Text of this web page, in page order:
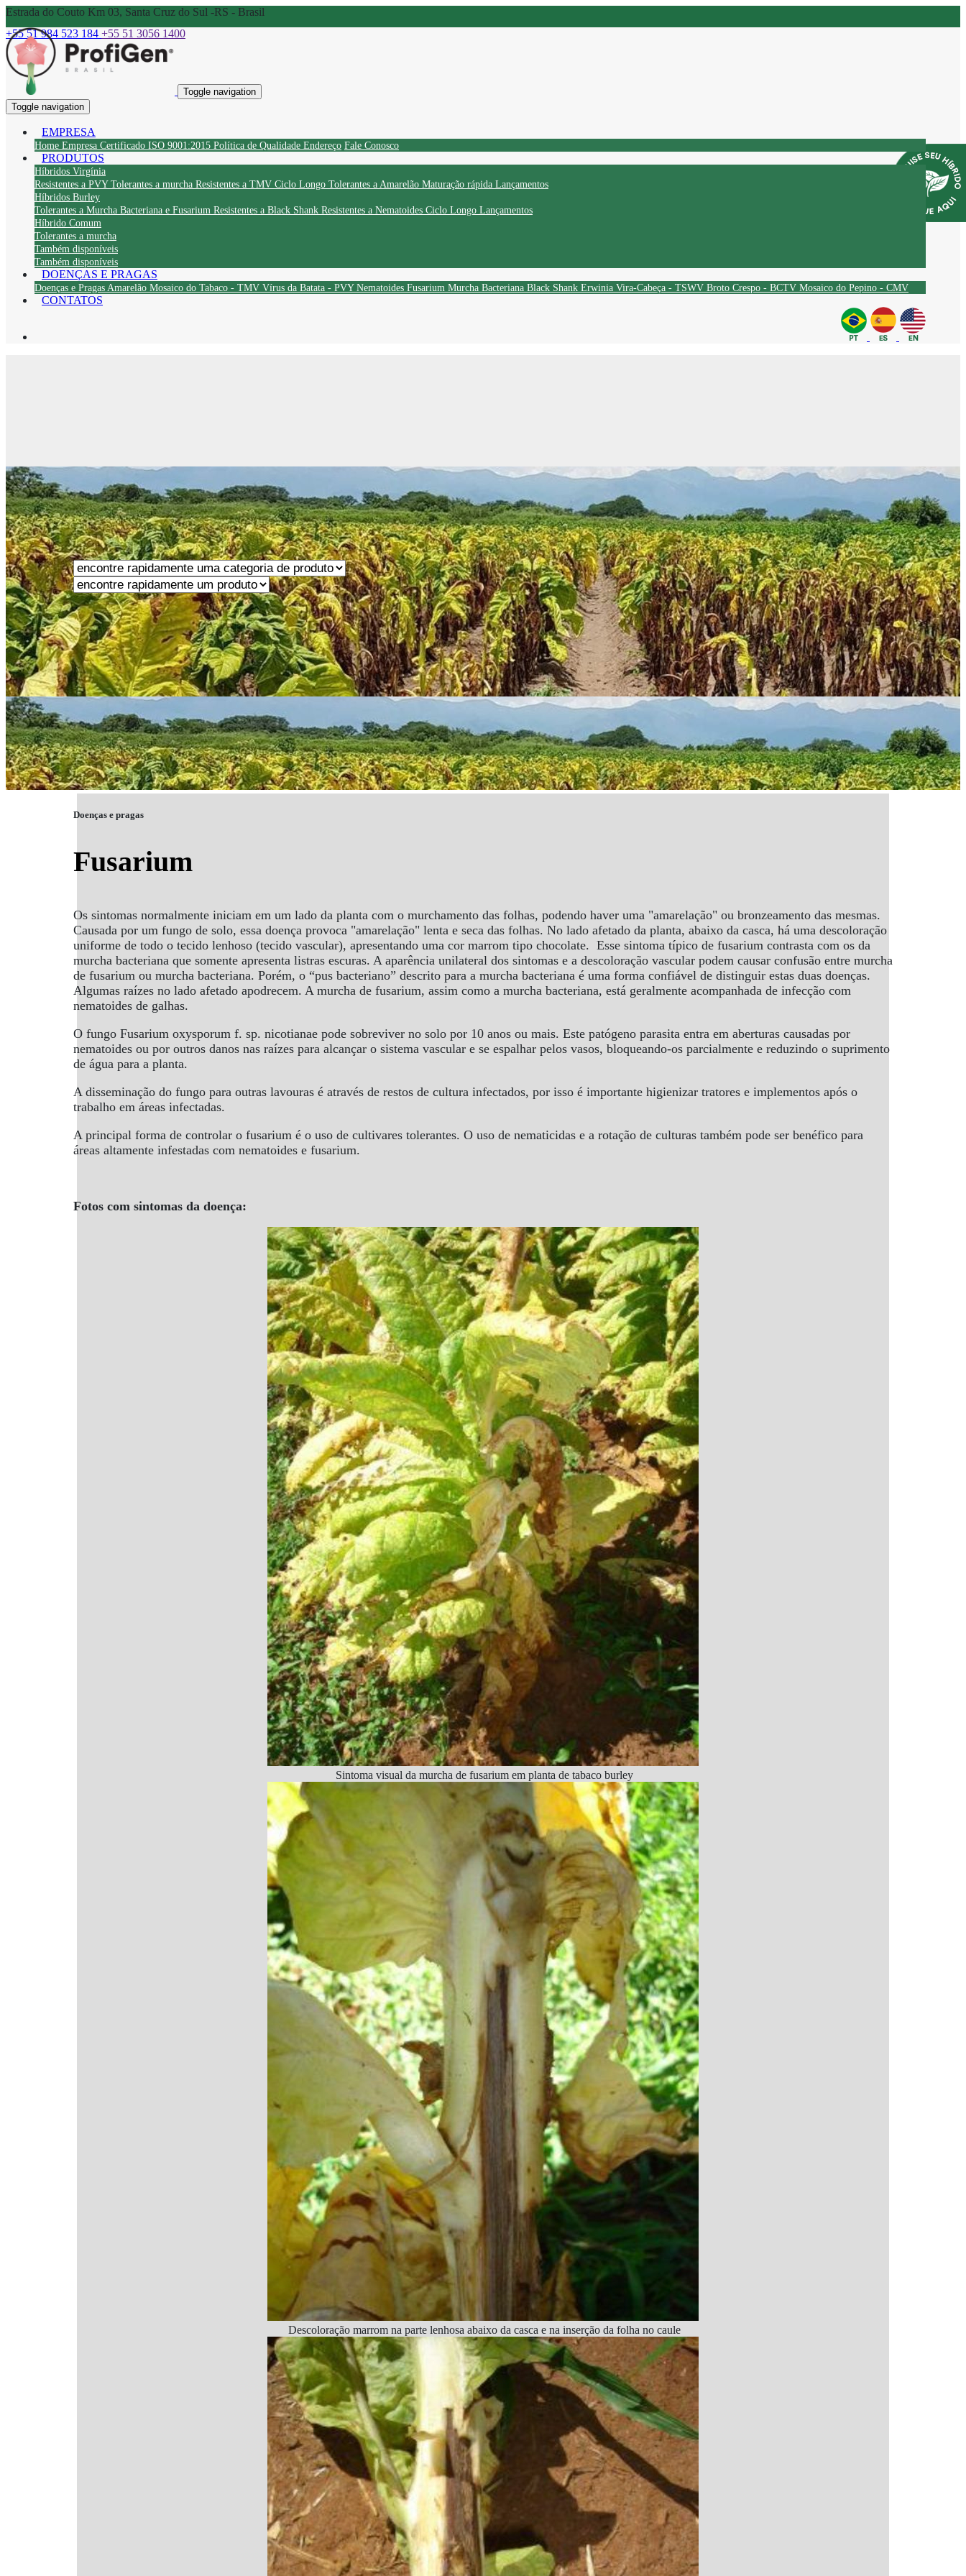
Estrada do Couto Km 03, Santa Cruz do Sul -RS - Brasil
+55 51 984 523 184 +55 51 3056 1400
Toggle navigation
Toggle navigation
EMPRESA
Home Empresa Certificado ISO 9001:2015 Política de Qualidade Endereço Fale Conosco
PRODUTOS
Híbridos Virgínia
Resistentes a PVY Tolerantes a murcha Resistentes a TMV Ciclo Longo Tolerantes a Amarelão Maturação rápida Lançamentos
Híbridos Burley
Tolerantes a Murcha Bacteriana e Fusarium Resistentes a Black Shank Resistentes a Nematoides Ciclo Longo Lançamentos
Híbrido Comum
Tolerantes a murcha
Também disponíveis
Também disponíveis
DOENÇAS E PRAGAS
Doenças e Pragas Amarelão Mosaico do Tabaco - TMV Vírus da Batata - PVY Nematoides Fusarium Murcha Bacteriana Black Shank Erwinia Vira-Cabeça - TSWV Broto Crespo - BCTV Mosaico do Pepino - CMV
CONTATOS
Doenças e pragas
Fusarium
Os sintomas normalmente iniciam em um lado da planta com o murchamento das folhas, podendo haver uma "amarelação" ou bronzeamento das mesmas.
Causada por um fungo de solo, essa doença provoca "amarelação" lenta e seca das folhas. No lado afetado da planta, abaixo da casca, há uma descoloração
uniforme de todo o tecido lenhoso (tecido vascular), apresentando uma cor marrom tipo chocolate. Esse sintoma típico de fusarium contrasta com os da
murcha bacteriana que somente apresenta listras escuras. A aparência unilateral dos sintomas e a descoloração vascular podem causar confusão entre murcha
de fusarium ou murcha bacteriana. Porém, o “pus bacteriano” descrito para a murcha bacteriana é uma forma confiável de distinguir estas duas doenças.
Algumas raízes no lado afetado apodrecem. A murcha de fusarium, assim como a murcha bacteriana, está geralmente acompanhada de infecção com
nematoides de galhas.
O fungo Fusarium oxysporum f. sp. nicotianae pode sobreviver no solo por 10 anos ou mais. Este patógeno parasita entra em aberturas causadas por
nematoides ou por outros danos nas raízes para alcançar o sistema vascular e se espalhar pelos vasos, bloqueando-os parcialmente e reduzindo o suprimento
de água para a planta.
A disseminação do fungo para outras lavouras é através de restos de cultura infectados, por isso é importante higienizar tratores e implementos após o
trabalho em áreas infectadas.
A principal forma de controlar o fusarium é o uso de cultivares tolerantes. O uso de nematicidas e a rotação de culturas também pode ser benéfico para
áreas altamente infestadas com nematoides e fusarium.
Fotos com sintomas da doença:
Sintoma visual da murcha de fusarium em planta de tabaco burley
Descoloração marrom na parte lenhosa abaixo da casca e na inserção da folha no caule